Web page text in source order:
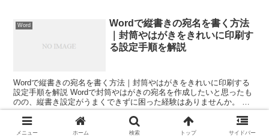
Word
Wordで縦書きの宛名を書く方法
｜封筒やはがきをきれいに印刷す
る設定手順を解説
Wordで縦書きの宛名を書く方法｜封筒やはがきをきれいに印刷する
設定手順を解説 Wordで封筒やはがきの宛名を作成したいと思ったも
のの、縦書き設定がうまくできずに困った経験はありませんか。 仕
事で取引先へ書類を送るときや、年賀状や案内状を作...
Word
Wordで自動保存をオンにする方
メニュー ホーム 検索 トップ サイドバー